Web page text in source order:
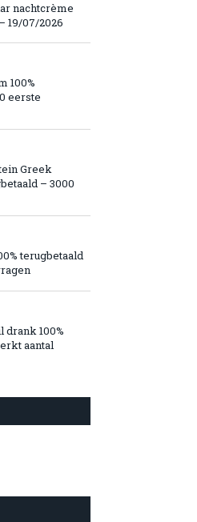
nachtcrème
19/07/2026
100%
eerste
Greek
– 3000
terugbetaald
drank 100%
aantal